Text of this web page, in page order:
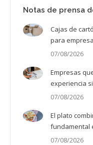
Notas de prensa
Cajas de
para
07/08/2026
Empresas
experiencia
07/08/2026
El plato
fundamental
07/08/2026